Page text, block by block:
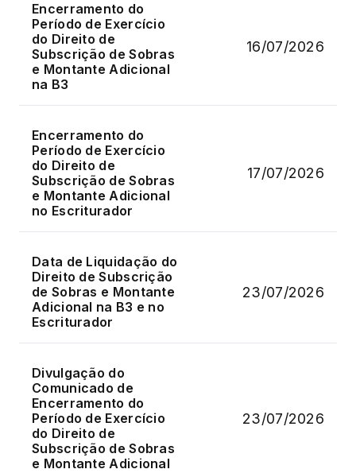
Encerramento do
Período de Exercício
do Direito de
Subscrição de Sobras
e Montante Adicional
na B3
16/07/2026
Encerramento do
Período de Exercício
do Direito de
Subscrição de Sobras
e Montante Adicional
no Escriturador
17/07/2026
Data de Liquidação do
Direito de Subscrição
de Sobras e Montante
Adicional na B3 e no
Escriturador
23/07/2026
Divulgação do
Comunicado de
Encerramento do
Período de Exercício
do Direito de
Subscrição de Sobras
e Montante Adicional
23/07/2026